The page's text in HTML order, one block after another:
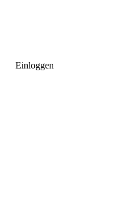
Einloggen